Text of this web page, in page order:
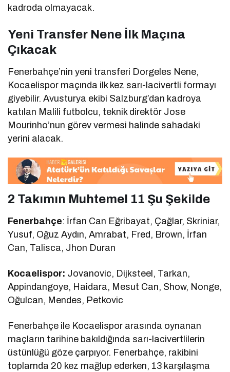
kadroda olmayacak.
Yeni Transfer Nene İlk Maçına
Çıkacak
Fenerbahçe’nin yeni transferi Dorgeles Nene,
Kocaelispor maçında ilk kez sarı-lacivertli formayı
giyebilir. Avusturya ekibi Salzburg’dan kadroya
katılan Malili futbolcu, teknik direktör Jose
Mourinho’nun görev vermesi halinde sahadaki
yerini alacak.
2 Takımın Muhtemel 11 Şu Şekilde
Fenerbahçe: İrfan Can Eğribayat, Çağlar, Skriniar,
Yusuf, Oğuz Aydın, Amrabat, Fred, Brown, İrfan
Can, Talisca, Jhon Duran
Kocaelispor: Jovanovic, Dijksteel, Tarkan,
Appindangoye, Haidara, Mesut Can, Show, Nonge,
Oğulcan, Mendes, Petkovic
Fenerbahçe ile Kocaelispor arasında oynanan
maçların tarihine bakıldığında sarı-lacivertlilerin
üstünlüğü göze çarpıyor. Fenerbahçe, rakibini
toplamda 20 kez mağlup ederken, 13 karşılaşma